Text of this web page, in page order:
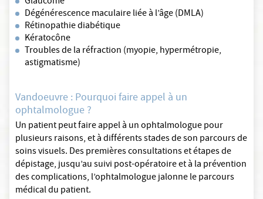
Dégénérescence maculaire liée à l’âge (DMLA)
Rétinopathie diabétique
Kératocône
Troubles de la réfraction (myopie, hypermétropie,
astigmatisme)
Vandoeuvre : Pourquoi faire appel à un
ophtalmologue ?
Un patient peut faire appel à un ophtalmologue pour
plusieurs raisons, et à différents stades de son parcours de
soins visuels. Des premières consultations et étapes de
dépistage, jusqu’au suivi post-opératoire et à la prévention
des complications, l’ophtalmologue jalonne le parcours
médical du patient.